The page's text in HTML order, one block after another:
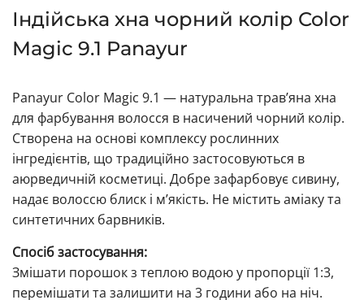
Індійська хна чорний колір Color
Magic 9.1 Panayur
Panayur Color Magic 9.1 — натуральна трав’яна хна
для фарбування волосся в насичений чорний колір.
Створена на основі комплексу рослинних
інгредієнтів, що традиційно застосовуються в
аюрведичній косметиці. Добре зафарбовує сивину,
надає волоссю блиск і м’якість. Не містить аміаку та
синтетичних барвників.
Спосіб застосування:
Змішати порошок з теплою водою у пропорції 1:3,
перемішати та залишити на 3 години або на ніч.